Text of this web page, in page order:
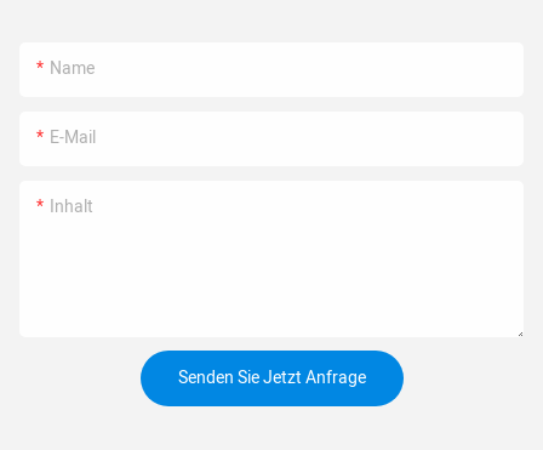
Name
E-Mail
Inhalt
Senden Sie Jetzt Anfrage